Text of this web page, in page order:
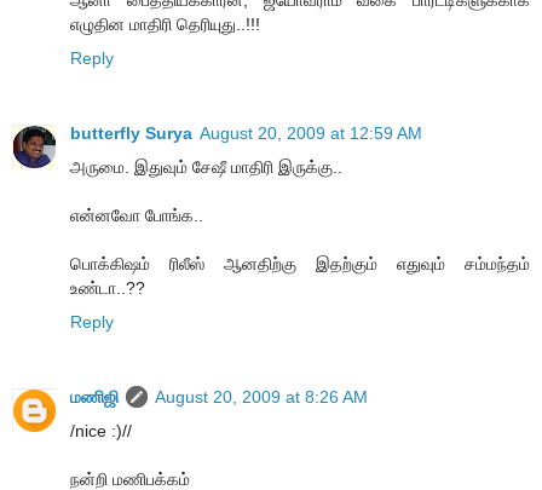
எழுதின மாதிரி தெரியுது..!!!
Reply
butterfly Surya August 20, 2009 at 12:59 AM
அருமை. இதுவும் சேஷீ மாதிரி இருக்கு..
என்னவோ போங்க..
பொக்கிஷம் ரிலீஸ் ஆனதிற்கு இதற்கும் எதுவும் சம்மந்தம்
உண்டா..??
Reply
மணிஜி
August 20, 2009 at 8:26 AM
/nice :)//
நன்றி மணிபக்கம்